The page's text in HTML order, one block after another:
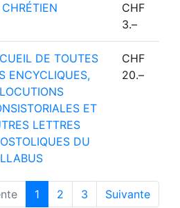
CHF
3.–
DE TOUTES
ENCYCLIQUES,
ET
LETTRES
DU
CHF
20.–
1 2 3 Suivante